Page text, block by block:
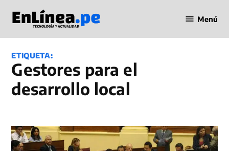
contenido
en Línea
Menú
ETIQUETA:
gestores para el
desarrollo local